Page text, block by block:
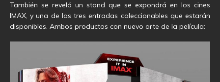
También se reveló un stand que se expondrá en los cines
IMAX, y una de las tres entradas coleccionables que estarán
disponibles. Ambos productos con nuevo arte de la película: